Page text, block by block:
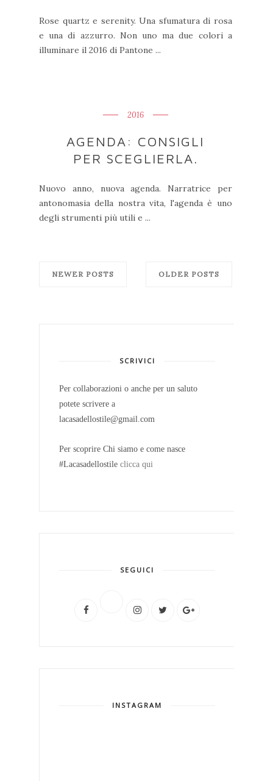
Rose quartz e serenity. Una sfumatura di rosa
e una di azzurro. Non uno ma due colori a
illuminare il 2016 di Pantone ...
2016
AGENDA: CONSIGLI
PER SCEGLIERLA.
Nuovo anno, nuova agenda. Narratrice per
antonomasia della nostra vita, l'agenda è uno
degli strumenti più utili e ...
NEWER POSTS OLDER POSTS
SCRIVICI
Per collaborazioni o anche per un saluto
potete scrivere a
lacasadellostile@gmail.com
Per scoprire Chi siamo e come nasce
#Lacasadellostile clicca qui
SEGUICI
INSTAGRAM